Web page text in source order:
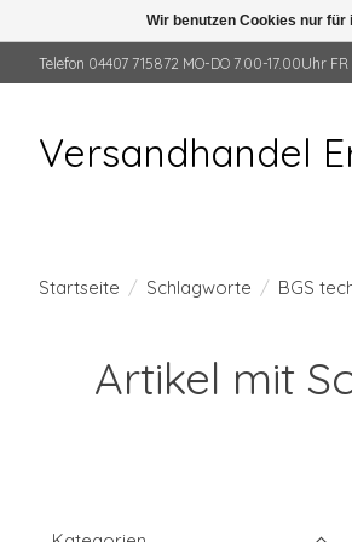
Telefon 04407 715872 MO-DO 7.00-17.00Uhr
Versandhandel
Startseite / Schlagworte / BGS
Artikel mit
Wir benutzen Cookies nur für